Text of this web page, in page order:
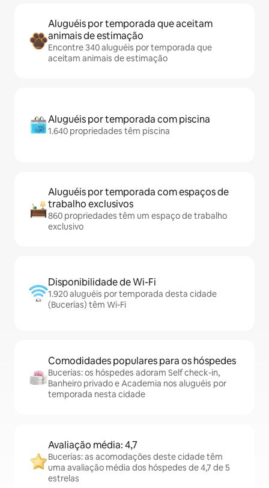
Aluguéis por temporada que aceitam
animais de estimação
Encontre 340 aluguéis por temporada que
aceitam animais de estimação
Aluguéis por temporada com piscina
1.640 propriedades têm piscina
Aluguéis por temporada com espaços de
trabalho exclusivos
860 propriedades têm um espaço de trabalho
exclusivo
Disponibilidade de Wi-Fi
1.920 aluguéis por temporada desta cidade
(Bucerías) têm Wi-Fi
Comodidades populares para os hóspedes
Bucerías: os hóspedes adoram Self check-in,
Banheiro privado e Academia nos aluguéis por
temporada nesta cidade
Avaliação média: 4,7
Bucerías: as acomodações deste cidade têm
uma avaliação média dos hóspedes de 4,7 de 5
estrelas